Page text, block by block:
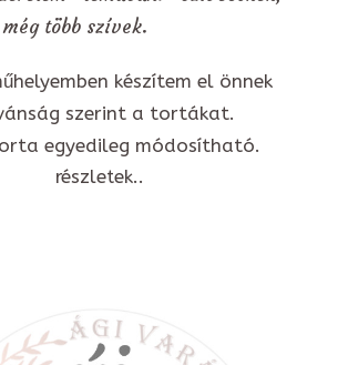
több szívek.
készítem el önnek
szerint a tortákat.
egyedileg módosítható.
részletek..